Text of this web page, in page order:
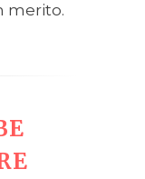
merito.